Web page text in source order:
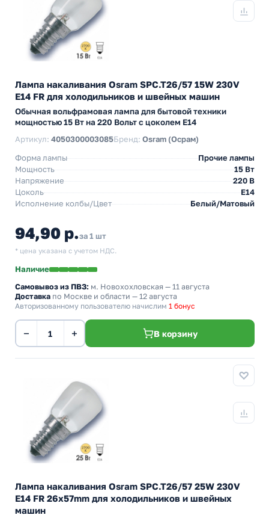
Лампа накаливания Osram SPC.T26/57 15W 230V
E14 FR для холодильников и швейных машин
Обычная вольфрамовая лампа для бытовой техники
мощностью 15 Вт на 220 Вольт с цоколем E14
Артикул: 4050300003085Бренд: Osram (Осрам)
Форма лампы
Прочие лампы
Мощность
15 Вт
Напряжение
220 В
Цоколь
E14
Исполнение колбы/Цвет
Белый/Матовый
94,90 р.за 1 шт
* цена указана с учетом НДС.
Наличие
Самовывоз из ПВЗ: м. Новохохловская — 11 августа
Доставка по Москве и области — 12 августа
Авторизованному пользователю начислим 1 бонус
− + В корзину
Лампа накаливания Osram SPC.T26/57 25W 230V
E14 FR 26x57mm для холодильников и швейных
машин